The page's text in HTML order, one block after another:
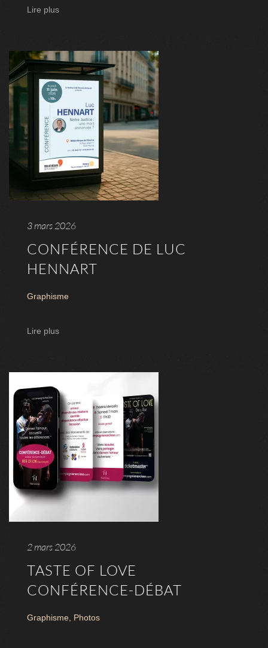
Lire plus
3 mars 2026
CONFÉRENCE DE LUC
HENNART
Graphisme
Lire plus
2 mars 2026
TASTE OF LOVE
CONFÉRENCE-DÉBAT
Graphisme Photos